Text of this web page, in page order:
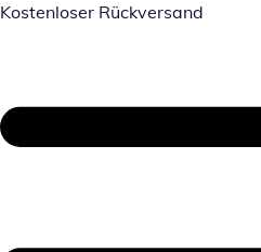
Kostenloser Rückversand